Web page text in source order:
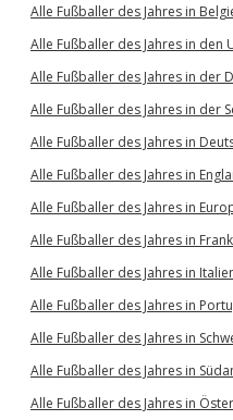
Alle Fußballer des Jahres in
Alle Fußballer des Jahres in den
Alle Fußballer des Jahres in der
Alle Fußballer des Jahres in der
Alle Fußballer des Jahres in
Alle Fußballer des Jahres in
Alle Fußballer des Jahres in
Alle Fußballer des Jahres in
Alle Fußballer des Jahres in
Alle Fußballer des Jahres in
Alle Fußballer des Jahres in
Alle Fußballer des Jahres in
Alle Fußballer des Jahres in